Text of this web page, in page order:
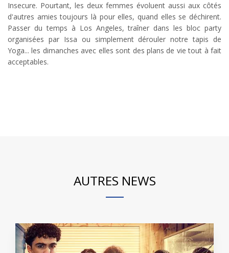
Insecure. Pourtant, les deux femmes évoluent aussi aux côtés
d'autres amies toujours là pour elles, quand elles se déchirent.
Passer du temps à Los Angeles, traîner dans les bloc party
organisées par Issa ou simplement dérouler notre tapis de
Yoga... les dimanches avec elles sont des plans de vie tout à fait
acceptables.
AUTRES NEWS